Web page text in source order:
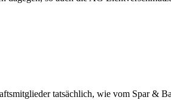
tatsächlich, wie vom Spar &